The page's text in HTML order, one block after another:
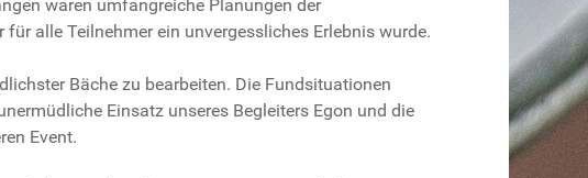
waren umfangreiche Planungen der
alle Teilnehmer ein unvergessliches Erlebnis wurde.
Bäche zu bearbeiten. Die Fundsituationen
Einsatz unseres Begleiters Egon und die
Event.